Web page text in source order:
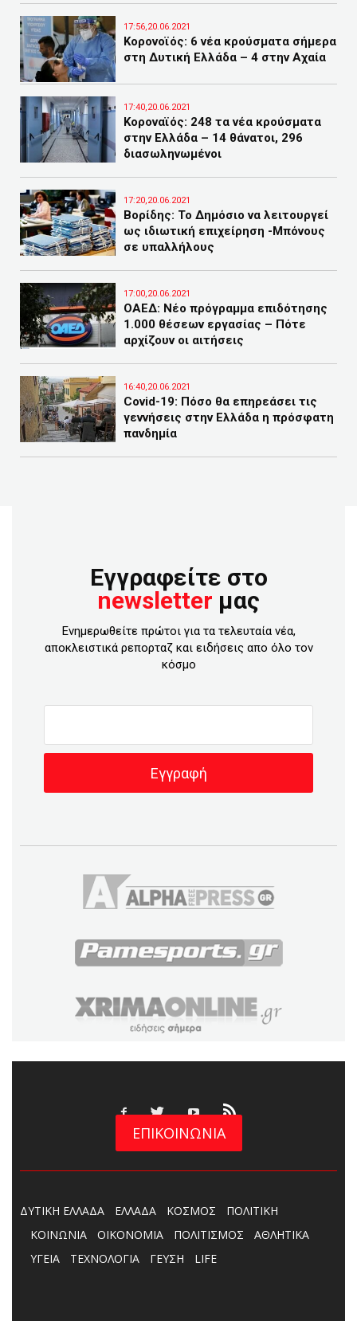
17:56,20.06.2021
Κορονοϊός: 6 νέα κρούσματα σήμερα
στη Δυτική Ελλάδα – 4 στην Αχαία
17:40,20.06.2021
Κοροναϊός: 248 τα νέα κρούσματα
στην Ελλάδα – 14 θάνατοι, 296
διασωληνωμένοι
17:20,20.06.2021
Βορίδης: Το Δημόσιο να λειτουργεί
ως ιδιωτική επιχείρηση -Μπόνους
σε υπαλλήλους
17:00,20.06.2021
ΟΑΕΔ: Νέο πρόγραμμα επιδότησης
1.000 θέσεων εργασίας – Πότε
αρχίζουν οι αιτήσεις
16:40,20.06.2021
Covid-19: Πόσο θα επηρεάσει τις
γεννήσεις στην Ελλάδα η πρόσφατη
πανδημία
Εγγραφείτε στο
newsletter μας
Ενημερωθείτε πρώτοι για τα τελευταία νέα,
αποκλειστικά ρεπορταζ και ειδήσεις απο όλο τον
κόσμο
ΕΠΙΚΟΙΝΩΝΙΑ
ΔΥΤΙΚΗ ΕΛΛΑΔΑ ΕΛΛΑΔΑ ΚΟΣΜΟΣ
ΠΟΛΙΤΙΚΗ
ΚΟΙΝΩΝΙΑ
ΟΙΚΟΝΟΜΙΑ ΠΟΛΙΤΙΣΜΟΣ
ΑΘΛΗΤΙΚΑ
ΥΓΕΙΑ
ΤΕΧΝΟΛΟΓΙΑ ΓΕΥΣΗ LIFE